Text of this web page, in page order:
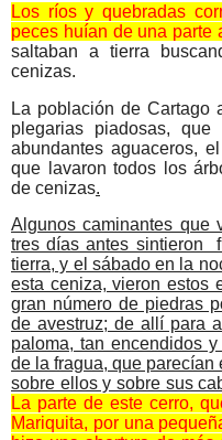
Los ríos y quebradas
peces huían de una parte
saltaban a tierra
cenizas.
La población de Cartago
plegarias piadosas, que
abundantes aguaceros,
que lavaron todos los
de cenizas.
Algunos caminantes que
tres días antes sintieron
tierra, y el sábado en la
esta ceniza, vieron estos
gran número de piedras
de avestruz; de allí para
paloma, tan encendidos
de la fragua, que
sobre ellos y sobre sus
La parte de este cerro,
Mariquita, por una